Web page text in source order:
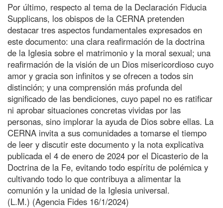
Por último, respecto al tema de la Declaración Fiducia
Supplicans, los obispos de la CERNA pretenden
destacar tres aspectos fundamentales expresados en
este documento: una clara reafirmación de la doctrina
de la Iglesia sobre el matrimonio y la moral sexual; una
reafirmación de la visión de un Dios misericordioso cuyo
amor y gracia son infinitos y se ofrecen a todos sin
distinción; y una comprensión más profunda del
significado de las bendiciones, cuyo papel no es ratificar
ni aprobar situaciones concretas vividas por las
personas, sino implorar la ayuda de Dios sobre ellas. La
CERNA invita a sus comunidades a tomarse el tiempo
de leer y discutir este documento y la nota explicativa
publicada el 4 de enero de 2024 por el Dicasterio de la
Doctrina de la Fe, evitando todo espíritu de polémica y
cultivando todo lo que contribuya a alimentar la
comunión y la unidad de la Iglesia universal.
(L.M.) (Agencia Fides 16/1/2024)